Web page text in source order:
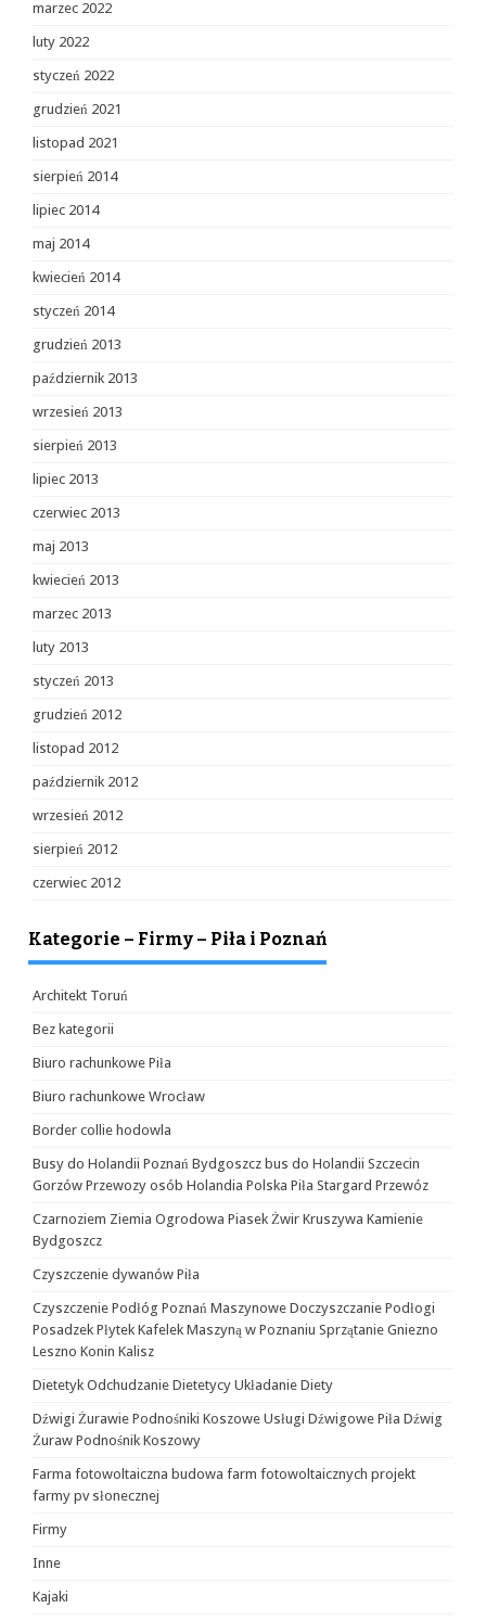
marzec 2022
luty 2022
styczeń 2022
grudzień 2021
listopad 2021
sierpień 2014
lipiec 2014
maj 2014
kwiecień 2014
styczeń 2014
grudzień 2013
październik 2013
wrzesień 2013
sierpień 2013
lipiec 2013
czerwiec 2013
maj 2013
kwiecień 2013
marzec 2013
luty 2013
styczeń 2013
grudzień 2012
listopad 2012
październik 2012
wrzesień 2012
sierpień 2012
czerwiec 2012
Kategorie – Firmy – Piła i Poznań
Architekt Toruń
Bez kategorii
Biuro rachunkowe Piła
Biuro rachunkowe Wrocław
Border collie hodowla
Busy do Holandii Poznań Bydgoszcz bus do Holandii Szczecin
Gorzów Przewozy osób Holandia Polska Piła Stargard Przewóz
Czarnoziem Ziemia Ogrodowa Piasek Żwir Kruszywa Kamienie
Bydgoszcz
Czyszczenie dywanów Piła
Czyszczenie Podłóg Poznań Maszynowe Doczyszczanie Podłogi
Posadzek Płytek Kafelek Maszyną w Poznaniu Sprzątanie Gniezno
Leszno Konin Kalisz
Dietetyk Odchudzanie Dietetycy Układanie Diety
Dźwigi Żurawie Podnośniki Koszowe Usługi Dźwigowe Piła Dźwig
Żuraw Podnośnik Koszowy
Farma fotowoltaiczna budowa farm fotowoltaicznych projekt
farmy pv słonecznej
Firmy
Inne
Kajaki